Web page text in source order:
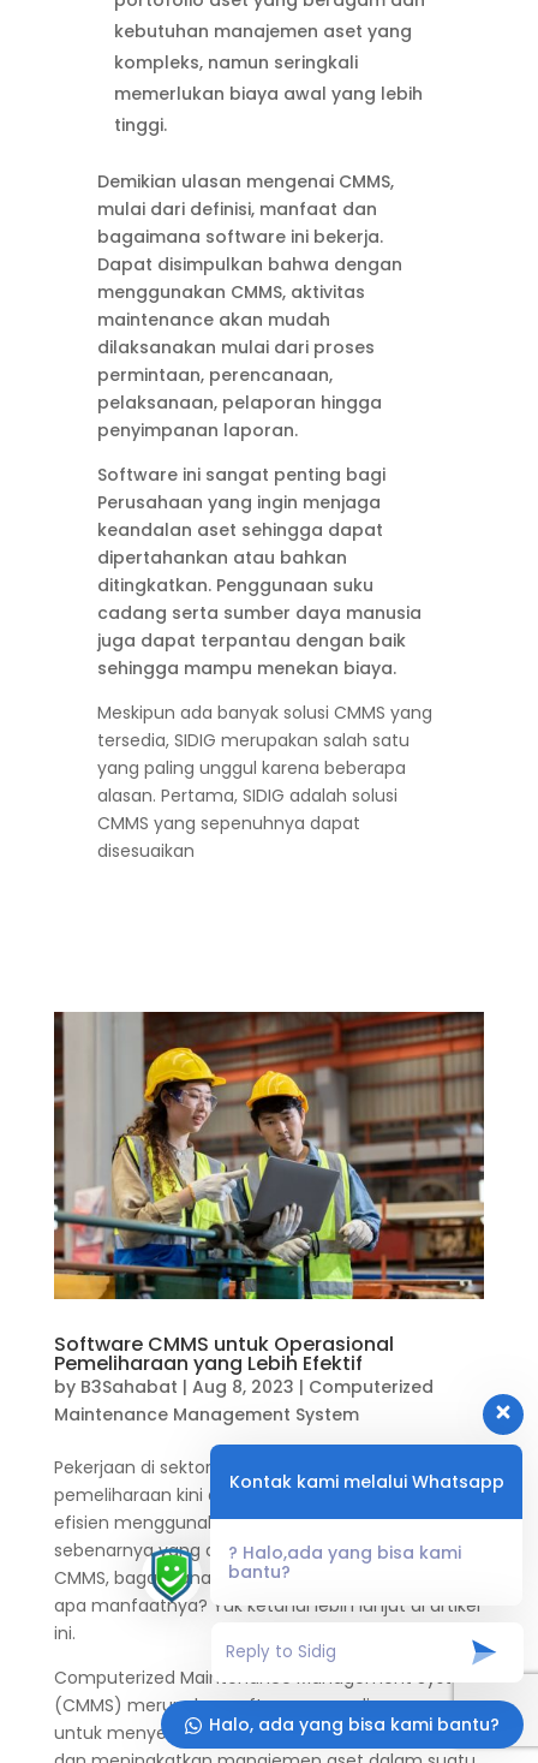
kebutuhan manajemen aset yang
kompleks, namun seringkali
memerlukan biaya awal yang lebih
tinggi.
Demikian ulasan mengenai CMMS,
mulai dari definisi, manfaat dan
bagaimana software ini bekerja.
Dapat disimpulkan bahwa dengan
menggunakan CMMS, aktivitas
maintenance akan mudah
dilaksanakan mulai dari proses
permintaan, perencanaan,
pelaksanaan, pelaporan hingga
penyimpanan laporan.
Software ini sangat penting bagi
Perusahaan yang ingin menjaga
keandalan aset sehingga dapat
dipertahankan atau bahkan
ditingkatkan. Penggunaan suku
cadang serta sumber daya manusia
juga dapat terpantau dengan baik
sehingga mampu menekan biaya.
Meskipun ada banyak solusi CMMS yang
tersedia, SIDIG merupakan salah satu
yang paling unggul karena beberapa
alasan. Pertama, SIDIG adalah solusi
CMMS yang sepenuhnya dapat
disesuaikan
Software CMMS untuk Operasional
Pemeliharaan yang Lebih Efektif
by B3Sahabat | Aug 8, 2023 | Computerized
Maintenance Management System
Pekerjaan di sektor maintenance atau
pemeliharaan kini dapat ditangani dengan lebih
efisien menggunakan software CMMS. Namun apa
sebenarnya yang dimaksud dengan software
CMMS, bagaimana cara menggunakannya dan
apa manfaatnya? Yuk ketahui lebih lanjut di artikel
ini.
Computerized Maintenance Management System
(CMMS) merupakan software yang dirancang
untuk menyederhanakan proses pemeliharaan
Kontak kami melalui Whatsapp
? Halo,ada yang bisa kami
bantu?
Halo, ada yang bisa kami bantu?